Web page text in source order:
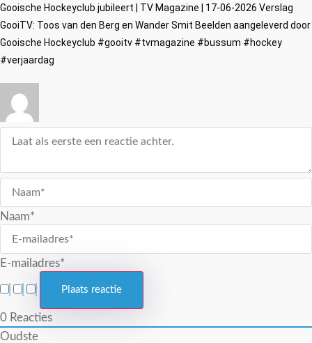
Gooische Hockeyclub jubileert | TV Magazine | 17-06-2026 Verslag
GooiTV: Toos van den Berg en Wander Smit Beelden aangeleverd door
Gooische Hockeyclub #gooitv #tvmagazine #bussum #hockey
#verjaardag
Naam*
E-mailadres*
0 Reacties
Oudste